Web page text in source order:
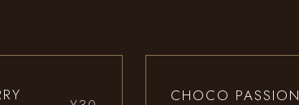
CHOCO PASSION